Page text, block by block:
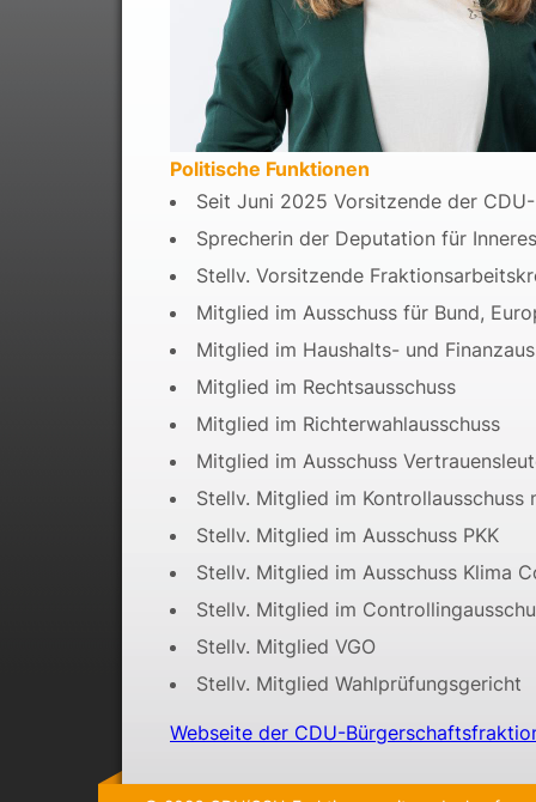
Politische Funktionen
Seit Juni 2025 Vorsitzende der
Sprecherin der Deputation für
Stellv. Vorsitzende
Mitglied im Ausschuss für Bund,
Mitglied im Haushalts- und
Mitglied im Rechtsausschuss
Mitglied im Richterwahlausschuss
Mitglied im Ausschuss
Stellv. Mitglied im Kontrollausschuss
Stellv. Mitglied im Ausschuss PKK
Stellv. Mitglied im Ausschuss Klima
Stellv. Mitglied im
Stellv. Mitglied VGO
Stellv. Mitglied Wahlprüfungsgericht
Webseite der CDU-